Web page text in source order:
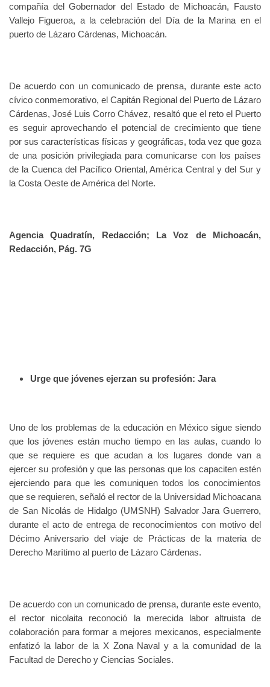
compañía del Gobernador del Estado de Michoacán, Fausto
Vallejo Figueroa, a la celebración del Día de la Marina en el
puerto de Lázaro Cárdenas, Michoacán.
De acuerdo con un comunicado de prensa, durante este acto
cívico conmemorativo, el Capitán Regional del Puerto de Lázaro
Cárdenas, José Luis Corro Chávez, resaltó que el reto el Puerto
es seguir aprovechando el potencial de crecimiento que tiene
por sus características físicas y geográficas, toda vez que goza
de una posición privilegiada para comunicarse con los países
de la Cuenca del Pacífico Oriental, América Central y del Sur y
la Costa Oeste de América del Norte.
Agencia Quadratín, Redacción; La Voz de Michoacán,
Redacción, Pág. 7G
Urge que jóvenes ejerzan su profesión: Jara
Uno de los problemas de la educación en México sigue siendo
que los jóvenes están mucho tiempo en las aulas, cuando lo
que se requiere es que acudan a los lugares donde van a
ejercer su profesión y que las personas que los capaciten estén
ejerciendo para que les comuniquen todos los conocimientos
que se requieren, señaló el rector de la Universidad Michoacana
de San Nicolás de Hidalgo (UMSNH) Salvador Jara Guerrero,
durante el acto de entrega de reconocimientos con motivo del
Décimo Aniversario del viaje de Prácticas de la materia de
Derecho Marítimo al puerto de Lázaro Cárdenas.
De acuerdo con un comunicado de prensa, durante este evento,
el rector nicolaita reconoció la merecida labor altruista de
colaboración para formar a mejores mexicanos, especialmente
enfatizó la labor de la X Zona Naval y a la comunidad de la
Facultad de Derecho y Ciencias Sociales.